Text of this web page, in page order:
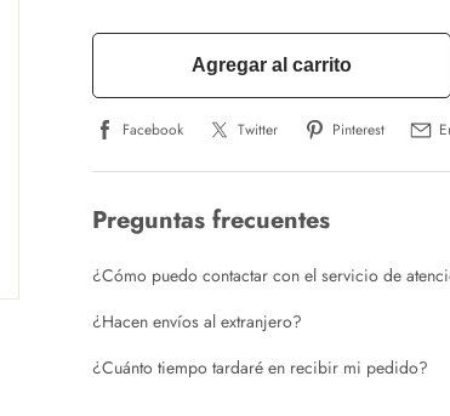
Agregar al carrito
Facebook Twitter Pinterest
Preguntas frecuentes
¿Cómo puedo contactar con el servicio de
¿Hacen envíos al extranjero?
¿Cuánto tiempo tardaré en recibir mi pedido?